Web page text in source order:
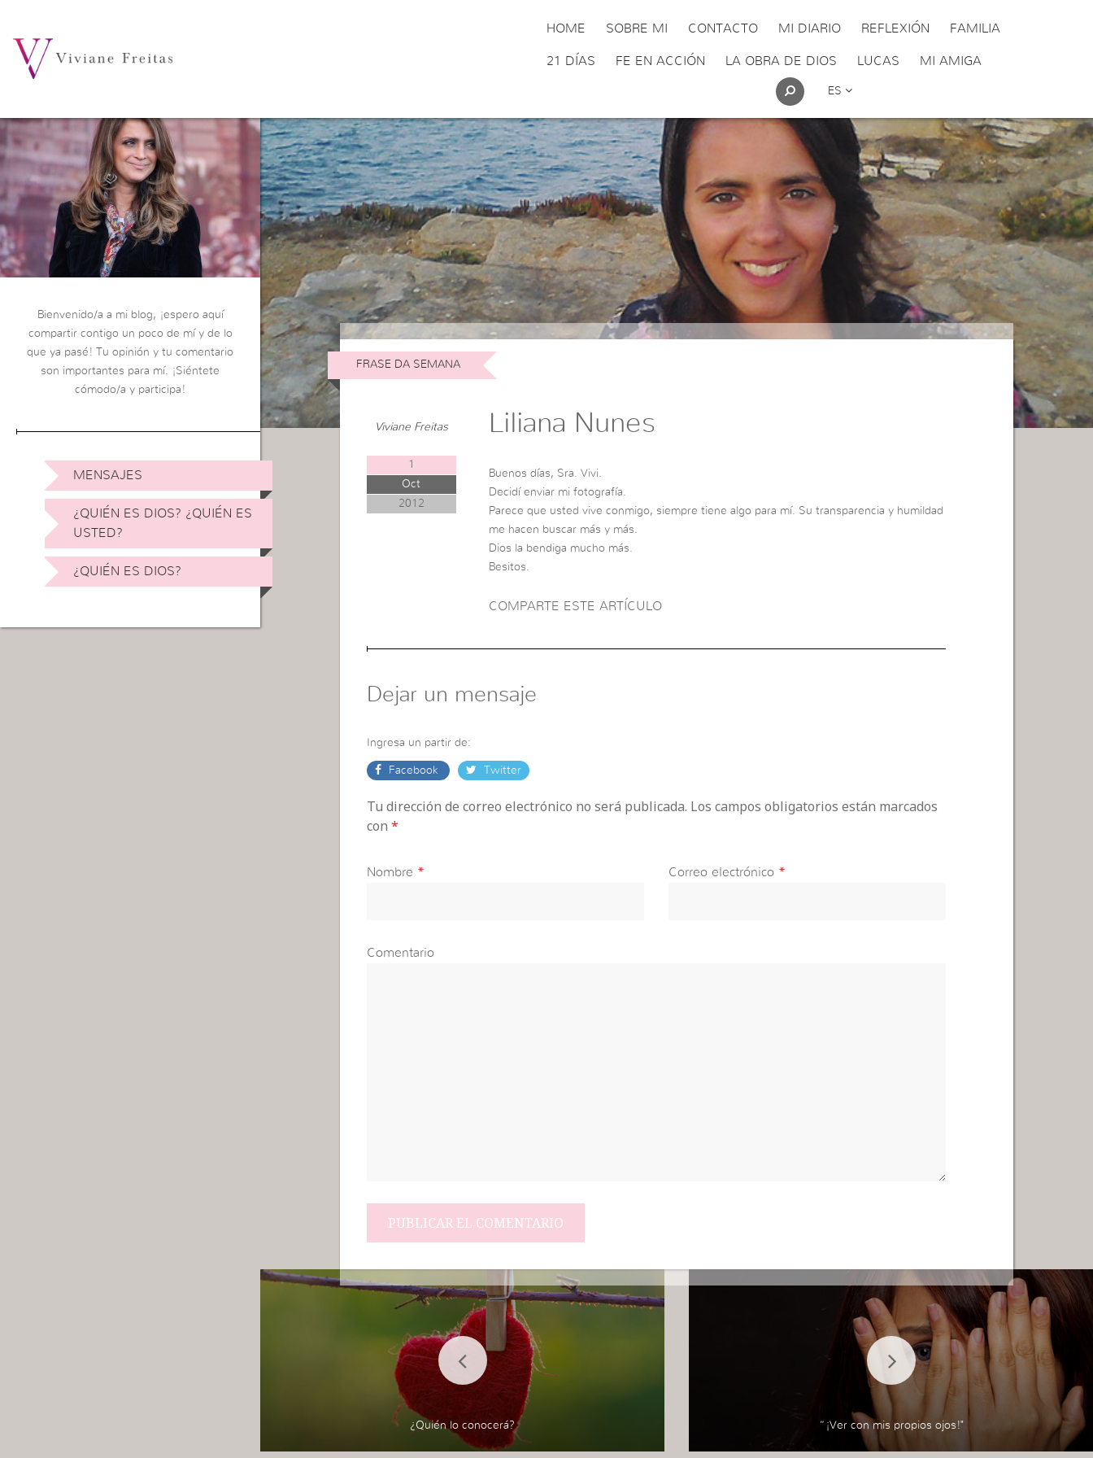
HOME SOBRE MI CONTACTO MI DIARIO REFLEXIÓN FAMILIA
21 DÍAS FE EN ACCIÓN LA OBRA DE DIOS LUCAS MI AMIGA
ES
Bienvenido/a a mi blog, ¡espero aquí
compartir contigo un poco de mí y de lo
que ya pasé! Tu opinión y tu comentario
son importantes para mí. ¡Siéntete
cómodo/a y participa!
MENSAJES
¿QUIÉN ES DIOS? ¿QUIÉN ES
USTED?
¿QUIÉN ES DIOS?
FRASE DA SEMANA
Viviane Freitas
1
Oct
2012
Liliana Nunes
Buenos días, Sra. Vivi.
Decidí enviar mi fotografía.
Parece que usted vive conmigo, siempre tiene algo para mí. Su transparencia y humildad
me hacen buscar más y más.
Dios la bendiga mucho más.
Besitos.
COMPARTE ESTE ARTÍCULO
Dejar un mensaje
Ingresa un partir de:
Facebook Twitter
Tu dirección de correo electrónico no será publicada. Los campos obligatorios están marcados
con *
Nombre * Correo electrónico *
Comentario
¿Quién lo conocerá? “¡Ver con mis propios ojos!"